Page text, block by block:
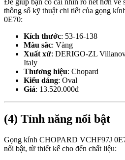
thông số kỹ thuật chi tiết của gọng
0E70:
Kích thước: 53-16-138
Màu sắc: Vàng
Xuất xứ: DERIGO-ZL
Italy
Thương hiệu: Chopard
Kiểu dáng: Oval
Giá: 13.520.000đ
(4) Tính năng nổi bật
Gọng kính CHOPARD VCHF97J
nổi bật, từ thiết kế cho đến chất liệu: